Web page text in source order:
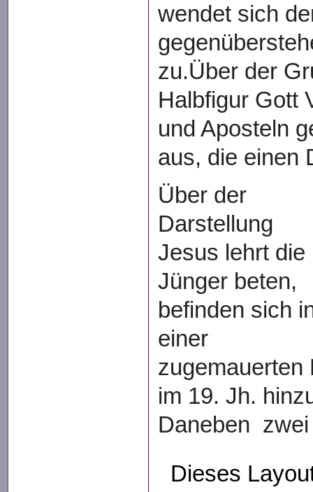
wendet sich
zu.Über der
Halbfigur Gott
und Aposteln
aus, die einen
Über der
Darstellung
Jesus lehrt die
Jünger beten,
befinden sich
einer
zugemauerten
im 19. Jh.
Daneben
Dieses